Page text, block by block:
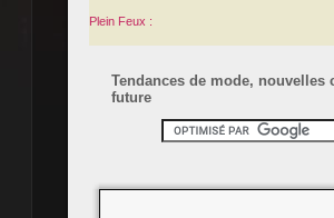
Plein Feux :
Tendances de mode,
future